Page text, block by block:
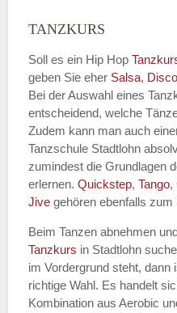
Name des
Tanzart*
TANZKURS
Soll es ein Hip Hop
geben Sie eher Salsa,
Bei der Auswahl eines
entscheidend, welche
Zudem kann man auch
Tanzschule Stadtlohn
zumindest die Grundlagen
erlernen. Quickstep, Tango,
Jive gehören ebenfalls zum
Beim Tanzen abnehmen
Tanzkurs in Stadtlohn
im Vordergrund steht, dann
richtige Wahl. Es handelt
Kombination aus Aerobic